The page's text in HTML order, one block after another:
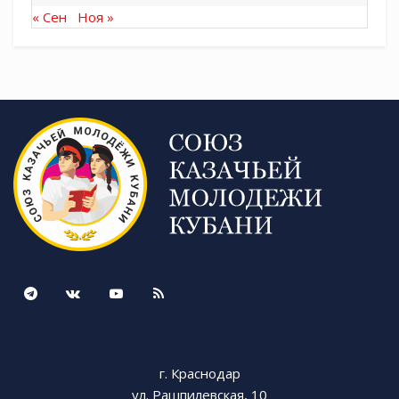
« Сен Ноя »
г. Краснодар
ул. Рашпилевская, 10